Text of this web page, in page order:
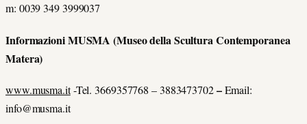
m: 0039 349 3999037
Informazioni MUSMA (Museo della Scultura Contemporanea
Matera)
www.musma.it-Tel. 3669357768 – 3883473702–Email:
info@musma.it